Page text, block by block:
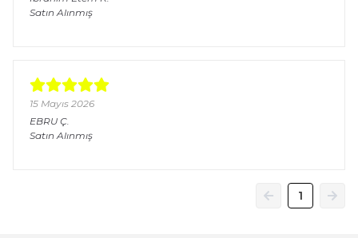
Satın Alınmış
15 Mayıs 2026
EBRU Ç.
Satın Alınmış
1